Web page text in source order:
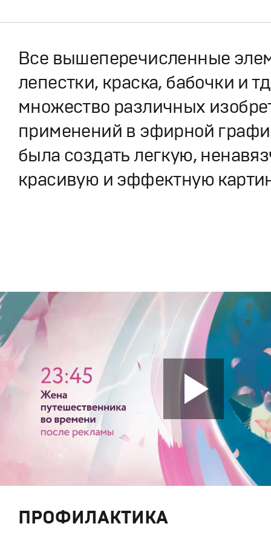
Все вышеперечисленные
лепестки, краска, бабочки и
множество различных
применений в эфирной
была создать легкую,
красивую и эффектную
ПРОФИЛАКТИКА